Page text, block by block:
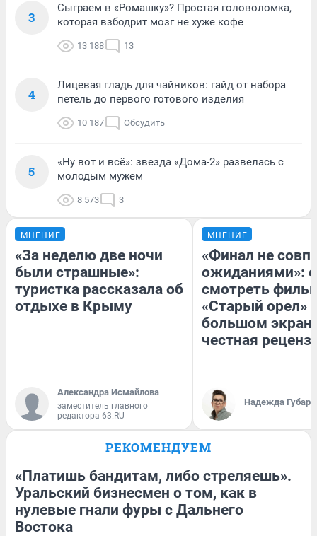
3
Сыграем в «Ромашку»? Простая головоломка,
которая взбодрит мозг не хуже кофе
13 188 13
4
Лицевая гладь для чайников: гайд от набора
петель до первого готового изделия
10 187 Обсудить
5
«Ну вот и всё»: звезда «Дома-2» развелась с
молодым мужем
8 573 3
МНЕНИЕ
«За неделю две ночи
были страшные»:
туристка рассказала об
отдыхе в Крыму
Александра Исмайлова
заместитель главного
редактора 63.RU
МНЕНИЕ
«Финал не
ожиданиями»:
смотреть
«Старый орел»
большом
честная
Надежда Губарь
РЕКОМЕНДУЕМ
«Платишь бандитам, либо стреляешь».
Уральский бизнесмен о том, как в
нулевые гнали фуры с Дальнего
Востока